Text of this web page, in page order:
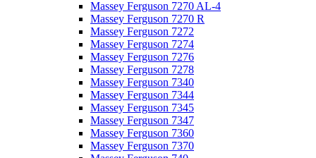
Massey Ferguson 7270 AL-4
Massey Ferguson 7270 R
Massey Ferguson 7272
Massey Ferguson 7274
Massey Ferguson 7276
Massey Ferguson 7278
Massey Ferguson 7340
Massey Ferguson 7344
Massey Ferguson 7345
Massey Ferguson 7347
Massey Ferguson 7360
Massey Ferguson 7370